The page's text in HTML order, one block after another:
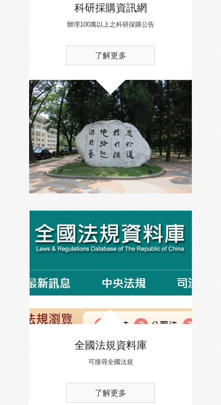
科研採購資訊網
辦理100萬以上之科研採購公告
了解更多
全國法規資料庫
可搜尋全國法規
了解更多